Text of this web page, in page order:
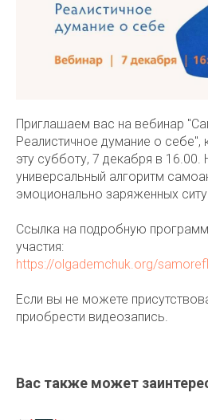
Приглашаем вас на вебинар
Реалистичное думание о себе",
эту субботу, 7 декабря в 16.00.
универсальный алгоритм
эмоционально заряженных
Ссылка на подробную
участия:
https://olgademchuk.org/
Если вы не можете
приобрести видеозапись.
Вас также может